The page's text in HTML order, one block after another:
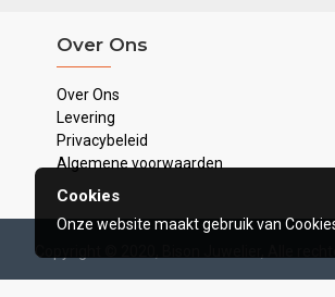
Over Ons
Over Ons
Levering
Privacybeleid
Algemene voorwaarden
Copyright © 2020, Bison Juwelier, Alle
Cookies
Onze website maakt gebruik van